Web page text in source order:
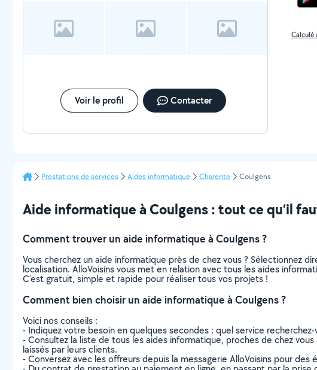
Voir le profil Contacter
Calculé
Prestations de services Aides informatique Charente Coulgens
Aide informatique à Coulgens : tout ce qu’il
Comment trouver un aide informatique à Coulgens ?
Vous cherchez un aide informatique près de chez vous ?
localisation. AlloVoisins vous met en relation avec tous les aides
C’est gratuit, simple et rapide pour réaliser tous vos projets !
Comment bien choisir un aide informatique à Coulgens ?
Voici nos conseils :
- Indiquez votre besoin en quelques secondes : quel service
- Consultez la liste de tous les aides informatique, proches de chez
laissés par leurs clients.
- Conversez avec les offreurs depuis la messagerie AlloVoisins pour des